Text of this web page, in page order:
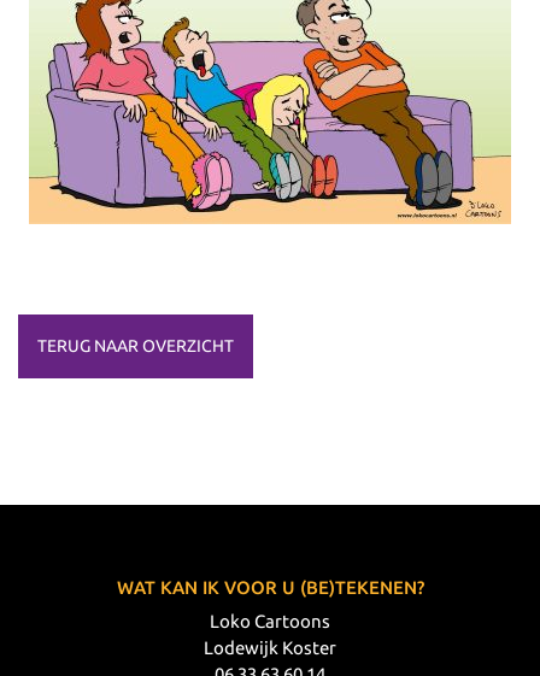
TERUG NAAR OVERZICHT
WAT KAN IK VOOR U (BE)TEKENEN?
Loko Cartoons
Lodewijk Koster